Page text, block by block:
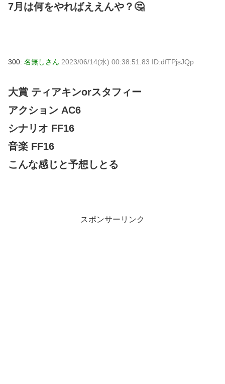
7月は何をやればええんや？🤔
300: 名無しさん 2023/06/14(水) 00:38:51.83 ID:dfTPjsJQp
大賞 ティアキンorスタフィー
アクション AC6
シナリオ FF16
音楽 FF16
こんな感じと予想しとる
スポンサーリンク